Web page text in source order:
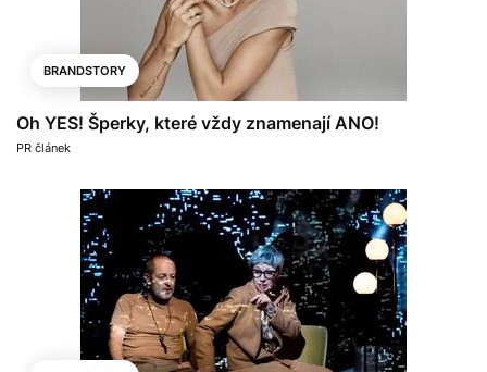
BRANDSTORY
Oh YES! Šperky, které vždy znamenají ANO!
PR článek